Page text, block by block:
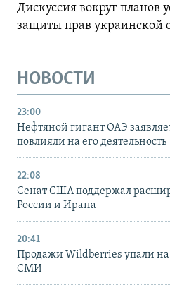
Дискуссия вокруг планов
защиты прав
НОВОСТИ
23:00
Нефтяной гигант ОАЭ
повлияли на его деятельность
22:08
Сенат США поддержал
России и Ирана
20:41
Продажи Wildberries упали на
СМИ